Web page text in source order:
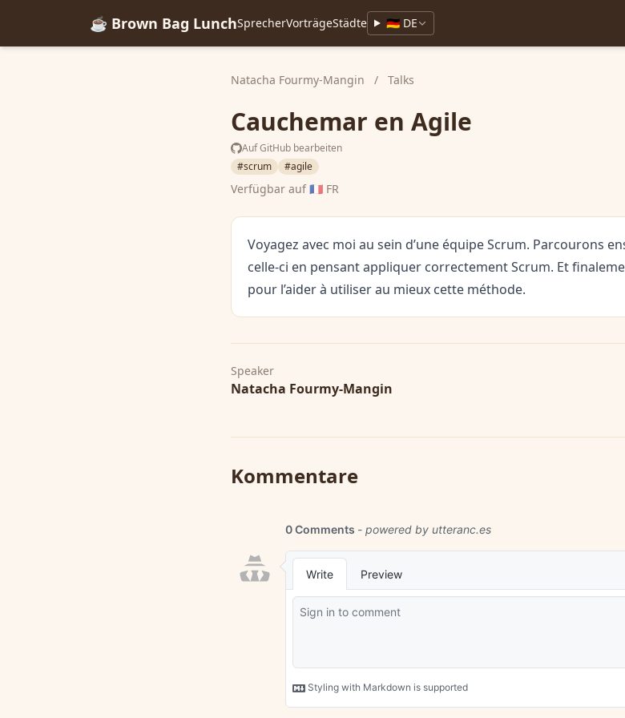
☕ Brown Bag LunchSprecherVorträgeStädte 🇩🇪 DE
Natacha Fourmy-Mangin / Talks
Cauchemar en Agile
Auf GitHub bearbeiten
#scrum
#agile
Verfügbar auf🇫🇷 FR
Voyagez avec moi au sein d’une équipe Scrum. Parcourons
celle-ci en pensant appliquer correctement Scrum. Et
pour l’aider à utiliser au mieux cette méthode.
Speaker
Natacha Fourmy-Mangin
Kommentare